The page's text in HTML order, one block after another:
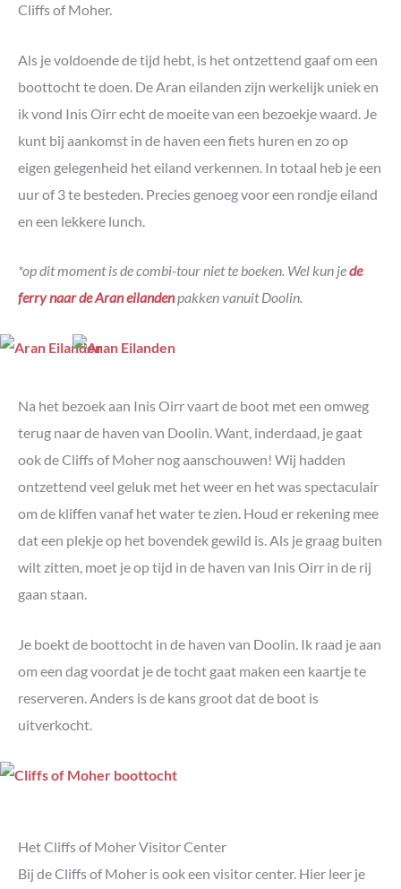
Cliffs of Moher.
Als je voldoende de tijd hebt, is het ontzettend gaaf om een
boottocht te doen. De Aran eilanden zijn werkelijk uniek en
ik vond Inis Oirr echt de moeite van een bezoekje waard. Je
kunt bij aankomst in de haven een fiets huren en zo op
eigen gelegenheid het eiland verkennen. In totaal heb je een
uur of 3 te besteden. Precies genoeg voor een rondje eiland
en een lekkere lunch.
*op dit moment is de combi-tour niet te boeken. Wel kun jede
ferry naar de Aran eilandenpakken vanuit Doolin.
Na het bezoek aan Inis Oirr vaart de boot met een omweg
terug naar de haven van Doolin. Want, inderdaad, je gaat
ook de Cliffs of Moher nog aanschouwen! Wij hadden
ontzettend veel geluk met het weer en het was spectaculair
om de kliffen vanaf het water te zien. Houd er rekening mee
dat een plekje op het bovendek gewild is. Als je graag buiten
wilt zitten, moet je op tijd in de haven van Inis Oirr in de rij
gaan staan.
Je boekt de boottocht in de haven van Doolin. Ik raad je aan
om een dag voordat je de tocht gaat maken een kaartje te
reserveren. Anders is de kans groot dat de boot is
uitverkocht.
Het Cliffs of Moher Visitor Center
Bij de Cliffs of Moher is ook een visitor center. Hier leer je